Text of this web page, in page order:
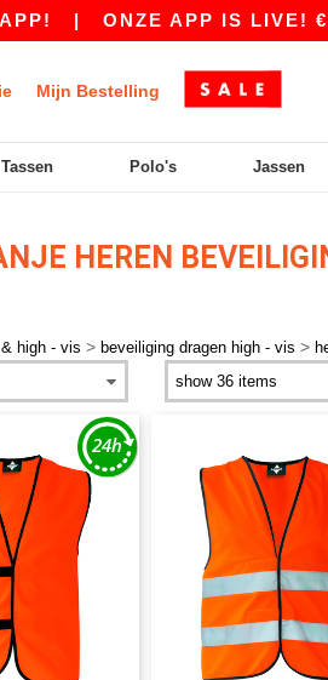
ONZE APP IS LIVE! €10
Mijn Bestelling
Tassen Polo's Jassen
HEREN
high - vis > beveiliging dragen high - vis >